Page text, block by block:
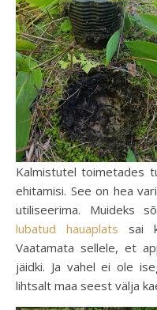
Kalmistutel toimetades
ehitamisi. See on hea
utiliseerima. Muideks
lubatud hauaplats sai
Vaatamata sellele, et
jäidki. Ja vahel ei ole
lihtsalt maa seest välja